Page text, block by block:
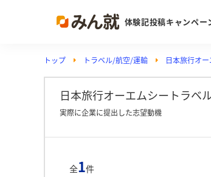
体験記投稿キャンペー
Post
投稿する
ランキ
Vote
注目の
トップ トラベル/航空/運輸 日本旅行オ
日本旅行オーエムシートラベ
実際に企業に提出した志望動機
全1件